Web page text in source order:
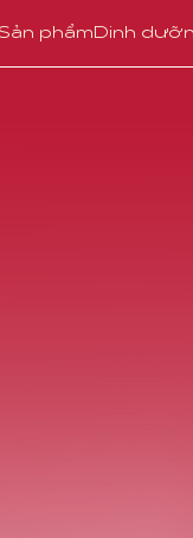
phẩm Dinh